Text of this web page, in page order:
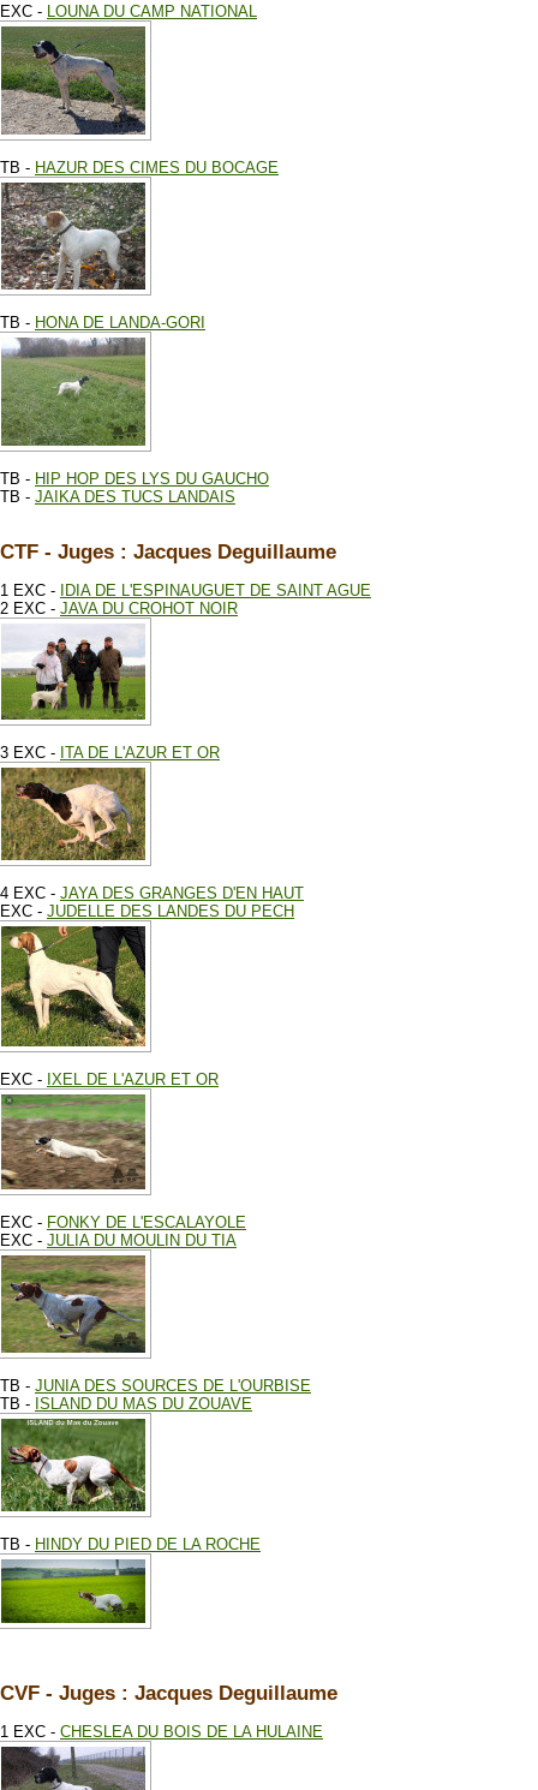
EXC - LOUNA DU CAMP NATIONAL
TB - HAZUR DES CIMES DU BOCAGE
TB - HONA DE LANDA-GORI
TB - HIP HOP DES LYS DU GAUCHO
TB - JAIKA DES TUCS LANDAIS
CTF - Juges : Jacques Deguillaume
1 EXC -
IDIA DE L'ESPINAUGUET DE SAINT AGUE
2 EXC - JAVA DU CROHOT NOIR
3 EXC - ITA DE L'AZUR ET OR
4 EXC - JAYA DES GRANGES D'EN HAUT
EXC - JUDELLE DES LANDES DU PECH
EXC - IXEL DE L'AZUR ET OR
EXC - FONKY DE L'ESCALAYOLE
EXC - JULIA DU MOULIN DU TIA
TB - JUNIA DES SOURCES DE L'OURBISE
TB - ISLAND DU MAS DU ZOUAVE
TB - HINDY DU PIED DE LA ROCHE
CVF - Juges : Jacques Deguillaume
1 EXC - CHESLEA DU BOIS DE LA HULAINE